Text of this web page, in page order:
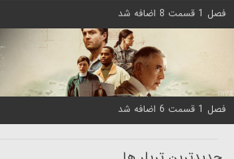
فصل 1 قسمت 8 اضافه شد
فصل 1 قسمت 6 اضافه شد